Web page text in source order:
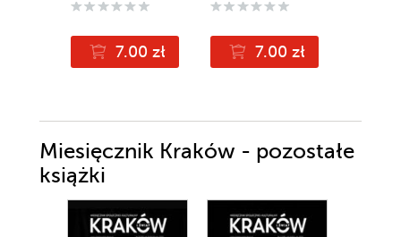
7.00 zł 7.00 zł
Miesięcznik Kraków - pozostałe
książki